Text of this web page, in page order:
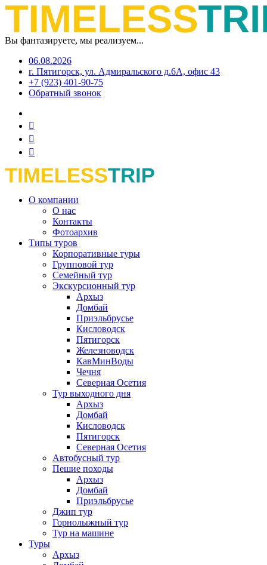
Вы фантазируете, мы реализуем...
06.08.2026
г. Пятигорск, ул. Адмиральского д.6А, офис 43
+7 (923) 401-90-75
Обратный звонок
О компании
О нас
Контакты
Фотоархив
Типы туров
Корпоративные туры
Групповой тур
Семейный тур
Экскурсионный тур
Архыз
Домбай
Приэльбрусье
Кисловодск
Пятигорск
Железноводск
КавМинВоды
Чечня
Северная Осетия
Тур выходного дня
Архыз
Домбай
Кисловодск
Пятигорск
Северная Осетия
Автобусный тур
Пешие походы
Архыз
Домбай
Приэльбрусье
Джип тур
Горнолыжный тур
Тур на машине
Туры
Архыз